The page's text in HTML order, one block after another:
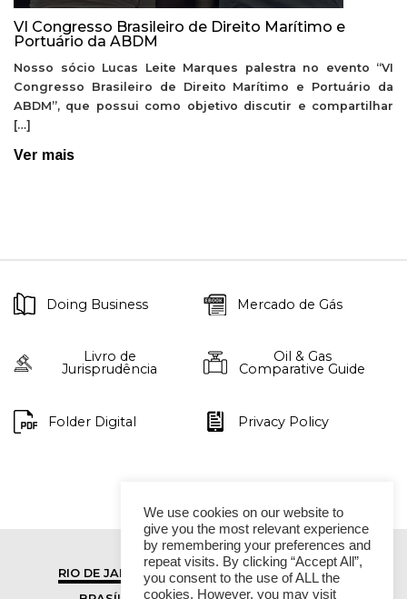
VI Congresso Brasileiro de Direito Marítimo e
Portuário da ABDM
Nosso sócio Lucas Leite Marques palestra no evento “VI
Congresso Brasileiro de Direito Marítimo e Portuário da
ABDM”, que possui como objetivo discutir e compartilhar
[…]
Ver mais
Doing Business Mercado de Gás
Livro de
Jurisprudência
Oil & Gas
Comparative Guide
Folder Digital Privacy Policy
RIO DE JANEIRO
SÃO PAULO
We use cookies on our website to
give you the most relevant experience
by remembering your preferences and
repeat visits. By clicking “Accept All”,
you consent to the use of ALL the
cookies. However, you may visit